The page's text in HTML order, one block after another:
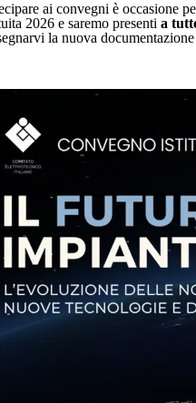
ai convegni è occasione
2026 e saremo presenti a
la nuova